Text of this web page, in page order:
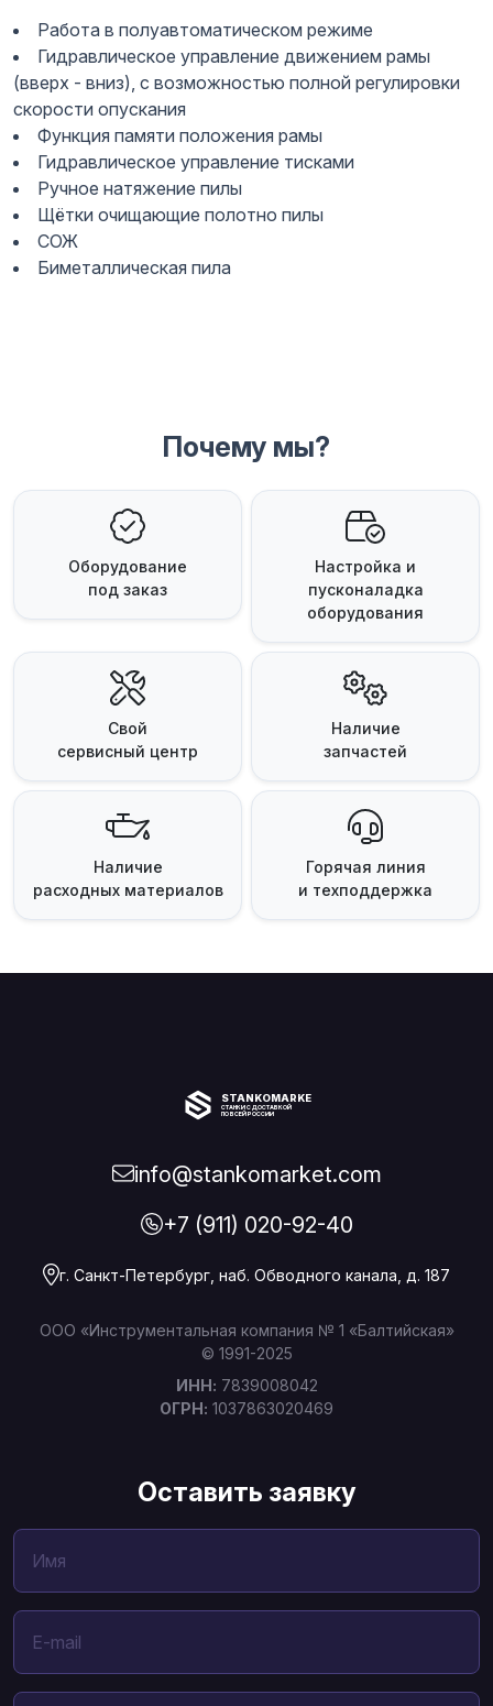
Работа в полуавтоматическом режиме
Гидравлическое управление движением рамы
(вверх - вниз), с возможностью полной регулировки
скорости опускания
Функция памяти положения рамы
Гидравлическое управление тисками
Ручное натяжение пилы
Щётки очищающие полотно пилы
СОЖ
Биметаллическая пила
Почему мы?
Оборудование
под заказ
Настройка и
пусконаладка
оборудования
Свой
сервисный центр
Наличие
запчастей
Наличие
расходных материалов
Горячая линия
и техподдержка
STANKOMARKET
СТАНКИ С ДОСТАВКОЙ
ПО ВСЕЙ РОССИИ
info@stankomarket.com
+7 (911) 020-92-40
г. Санкт-Петербург, наб. Обводного канала, д. 187
ООО «Инструментальная компания № 1 «Балтийская»
© 1991-2025
ИНН: 7839008042
ОГРН: 1037863020469
Оставить заявку